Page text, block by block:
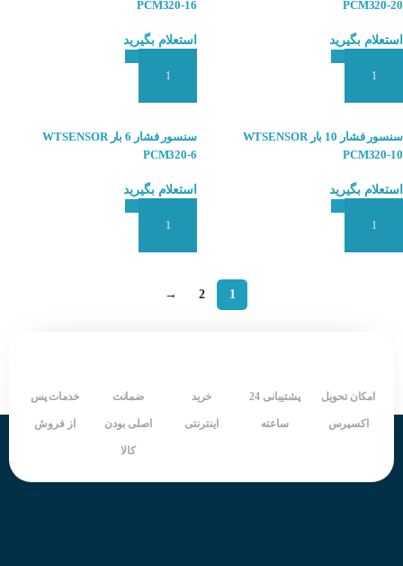
PCM320-20
استعلام بگیرید
PCM320-16
استعلام بگیرید
سنسور فشار 10 بار WTSENSOR
PCM320-10
استعلام بگیرید
سنسور فشار 6 بار WTSENSOR
PCM320-6
استعلام بگیرید
1
2
→
امکان تحویل
اکسپرس
پشتیبانی 24
ساعته
خرید
اینترنتی
ضمانت
اصلی بودن
کالا
خدمات پس
از فروش